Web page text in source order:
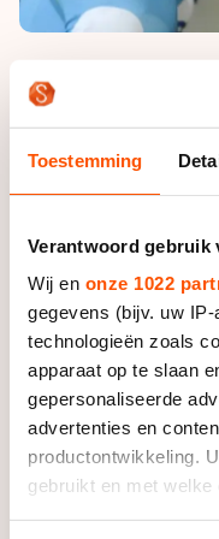
Toestemming
Verantwoord gebruik
Wij en onze 1022
gegevens (bijv. uw
technologieën zoals
apparaat op te slaan
gepersonaliseerde
advertenties en
productontwikkeling.
gebruikt en met welke
Pim Cazemier was
tweede editie van de
de haal gaat. In het
rechtvaardigde door
Elfstedentocht op
De 23-jarige
CRV-Interfarms,
punten. Die
vooral door zijn
Elfstedentocht op de